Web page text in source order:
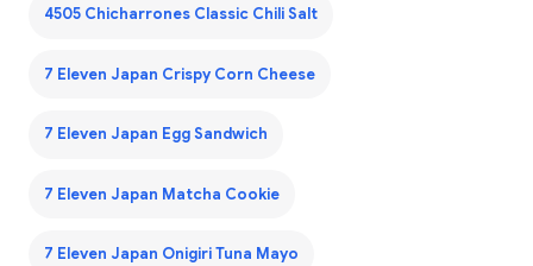
4505 Chicharrones Classic Chili Salt
7 Eleven Japan Crispy Corn Cheese
7 Eleven Japan Egg Sandwich
7 Eleven Japan Matcha Cookie
7 Eleven Japan Onigiri Tuna Mayo